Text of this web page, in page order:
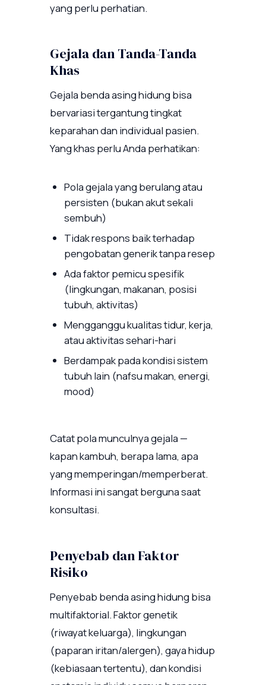
yang perlu perhatian.
Gejala dan Tanda-Tanda
Khas
Gejala benda asing hidung bisa
bervariasi tergantung tingkat
keparahan dan individual pasien.
Yang khas perlu Anda perhatikan:
Pola gejala yang berulang atau
persisten (bukan akut sekali
sembuh)
Tidak respons baik terhadap
pengobatan generik tanpa resep
Ada faktor pemicu spesifik
(lingkungan, makanan, posisi
tubuh, aktivitas)
Mengganggu kualitas tidur, kerja,
atau aktivitas sehari-hari
Berdampak pada kondisi sistem
tubuh lain (nafsu makan, energi,
mood)
Catat pola munculnya gejala —
kapan kambuh, berapa lama, apa
yang memperingan/memperberat.
Informasi ini sangat berguna saat
konsultasi.
Penyebab dan Faktor
Risiko
Penyebab benda asing hidung bisa
multifaktorial. Faktor genetik
(riwayat keluarga), lingkungan
(paparan iritan/alergen), gaya hidup
(kebiasaan tertentu), dan kondisi